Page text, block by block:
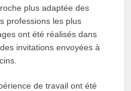
plus adaptée des
professions les plus
ont été réalisés dans
invitations envoyées à
de travail ont été